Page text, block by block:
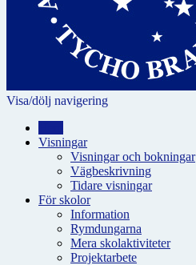
Visa/dölj navigering
Visningar
Visningar och bokningar
Vägbeskrivning
Tidare visningar
För skolor
Information
Rymdungarna
Mera skolaktiviteter
Projektarbete